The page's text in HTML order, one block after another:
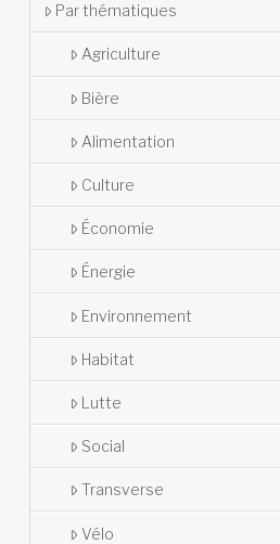
Par thématiques
Agriculture
Bière
Alimentation
Culture
Économie
Énergie
Environnement
Habitat
Lutte
Social
Transverse
Vélo